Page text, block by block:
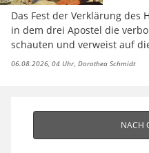
Das Fest der Verklärung
in dem drei Apostel die
schauten und verweist auf
06.08.2026, 04 Uhr Dorothea Schmidt
NACH